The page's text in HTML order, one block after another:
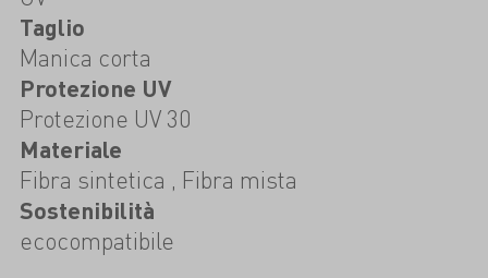
Taglio
Manica corta
Protezione UV
Protezione UV 30
Materiale
Fibra sintetica , Fibra mista
Sostenibilità
ecocompatibile